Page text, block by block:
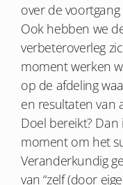
over de
Ook hebben we
verbeteroverleg
moment werken
op de afdeling
en resultaten van
Doel bereikt?
moment om het
Veranderkundig
van “zelf (door